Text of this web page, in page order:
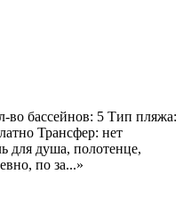
во бассейнов: 5 Тип пляжа:
Трансфер: нет
для душа, полотенце,
по за...»